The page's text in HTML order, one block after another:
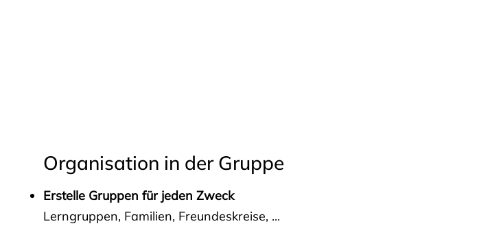
Organisation in der Gruppe
Erstelle Gruppen für jeden Zweck
Lerngruppen, Familien, Freundeskreise, ...